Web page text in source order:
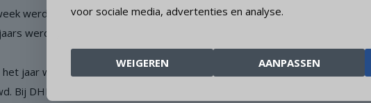
werden er door de 2e jaars bezoeken gebracht aan o.a. Terberg
werden er workshops verzorgd door het bedrijfsleven. De
jaar was er een workshop schrijnwerk (restauratiewerk) en smeden.
Bij DHM hebben de leerlingen van havo 3 een dagvullende workshop
voor sociale media, advertenties en analyse.
WEIGEREN AANPASSEN